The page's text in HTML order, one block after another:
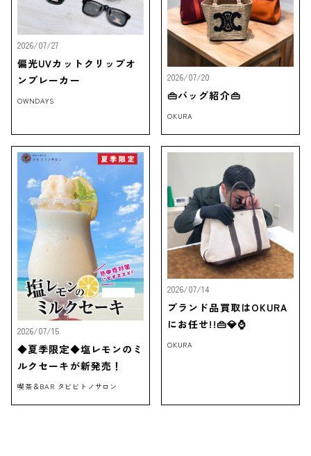
2026/07/27
偏光UVカットクリップオ
ンブレーカー
OWNDAYS
2026/07/20
👜バッグ紹介👜
OKURA
2026/07/15
◆夏季限定◆塩レモンのミ
ルクセーキが新発売！
喫茶＆BAR タビビトノサロン
2026/07/14
ブランド品買取はOKURA
にお任せ!!👜💎⌚
OKURA